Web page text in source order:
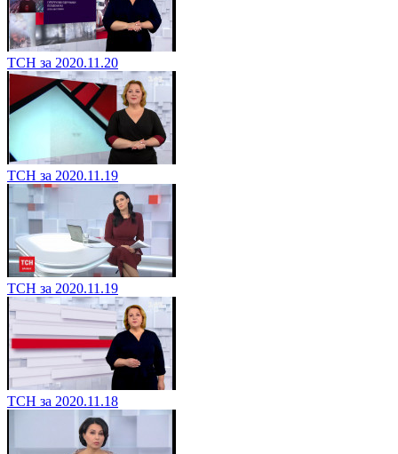
ТСН за 2020.11.20
ТСН за 2020.11.19
ТСН за 2020.11.19
ТСН за 2020.11.18